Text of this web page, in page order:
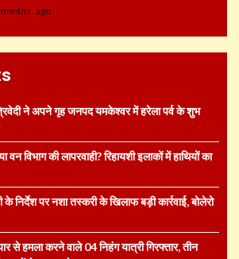
ago
ने अपने गृह जनपद यमकेश्वर में हरेला पर्व के शुभ
विभाग की लापरवाही? रिहायशी इलाकों में हाथियों का
के निर्देश पर नशा तस्करी के खिलाफ बड़ी कार्रवाई, बोलेरो
से हमला करने वाले 04 निहंग यात्री गिरफ्तार, तीन